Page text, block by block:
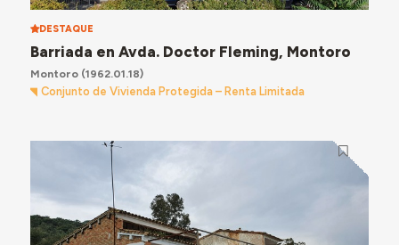
DESTAQUE
Barriada en Avda. Doctor Fleming, Montoro
Montoro(1962.01.18)
Conjunto de Vivienda Protegida – Renta Limitada